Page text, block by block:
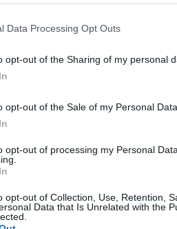
Data Processing Opt Outs
opt-out of the Sharing of my personal
opt-out of the Sale of my Personal Data.
opt-out of processing my Personal
opt-out of Collection, Use, Retention,
Data that Is Unrelated with the
y el reciclaje
Cataláha puesto en valor
destacando que gracias